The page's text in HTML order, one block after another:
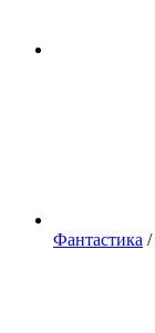
Фантастика /